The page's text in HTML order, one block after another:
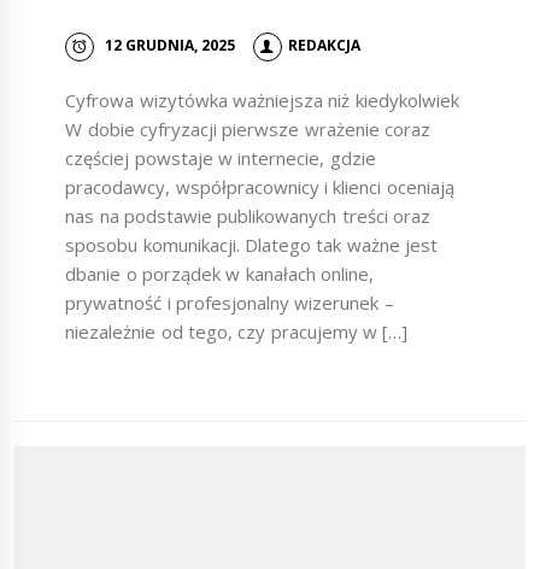
12 GRUDNIA, 2025 REDAKCJA
Cyfrowa wizytówka ważniejsza niż kiedykolwiek
W dobie cyfryzacji pierwsze wrażenie coraz
częściej powstaje w internecie, gdzie
pracodawcy, współpracownicy i klienci oceniają
nas na podstawie publikowanych treści oraz
sposobu komunikacji. Dlatego tak ważne jest
dbanie o porządek w kanałach online,
prywatność i profesjonalny wizerunek –
niezależnie od tego, czy pracujemy w […]